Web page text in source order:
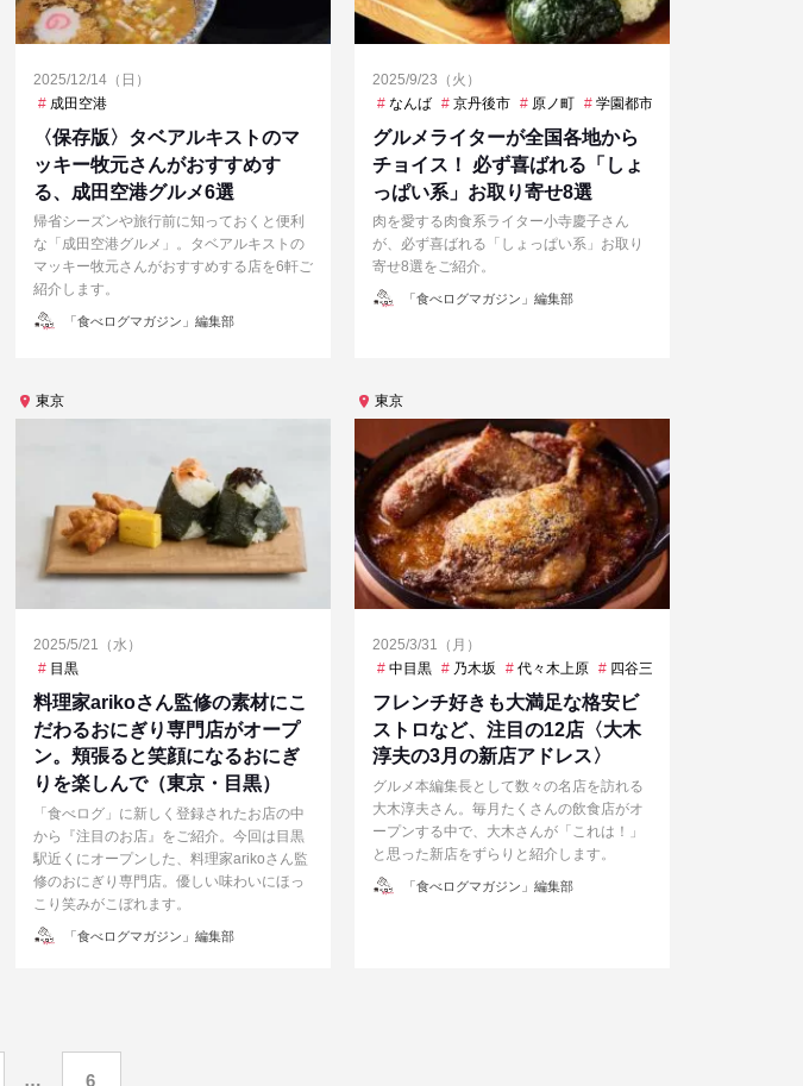
2025/12/14（日）
成田空港
〈保存版〉タベアルキストのマ
ッキー牧元さんがおすすめす
る、成田空港グルメ6選
帰省シーズンや旅行前に知っておくと便利
な「成田空港グルメ」。タベアルキストの
マッキー牧元さんがおすすめする店を6軒ご
紹介します。
投「食べログマガジン」編集部
2025/9/23（火）
なんば
京丹後市 原ノ町 学園都市
グルメライターが全国各地から
チョイス！ 必ず喜ばれる「しょ
っぱい系」お取り寄せ8選
肉を愛する肉食系ライター小寺慶子さん
が、必ず喜ばれる「しょっぱい系」お取り
寄せ8選をご紹介。
投「食べログマガジン」編集部
ルズ 麻布十番
東京
2025/5/21（水）
目黒
料理家arikoさん監修の素材にこ
だわるおにぎり専門店がオープ
ン。頬張ると笑顔になるおにぎ
りを楽しんで（東京・目黒）
「食べログ」に新しく登録されたお店の中
から『注目のお店』をご紹介。今回は目黒
駅近くにオープンした、料理家arikoさん監
修のおにぎり専門店。優しい味わいにほっ
こり笑みがこぼれます。
投「食べログマガジン」編集部
東京
2025/3/31（月）
中目黒
乃木坂 代々木上原 四谷三丁目
フレンチ好きも大満足な格安ビ
ストロなど、注目の12店〈大木
淳夫の3月の新店アドレス〉
グルメ本編集長として数々の名店を訪れる
大木淳夫さん。毎月たくさんの飲食店がオ
ープンする中で、大木さんが「これは！」
と思った新店をずらりと紹介します。
投「食べログマガジン」編集部
… 6